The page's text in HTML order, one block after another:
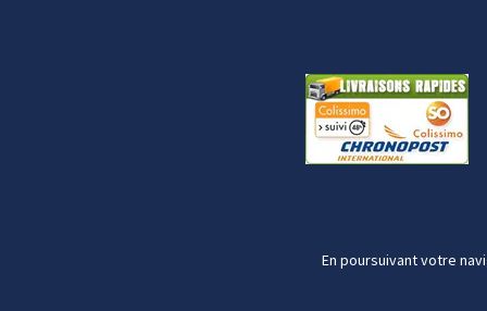
En poursuivant votre